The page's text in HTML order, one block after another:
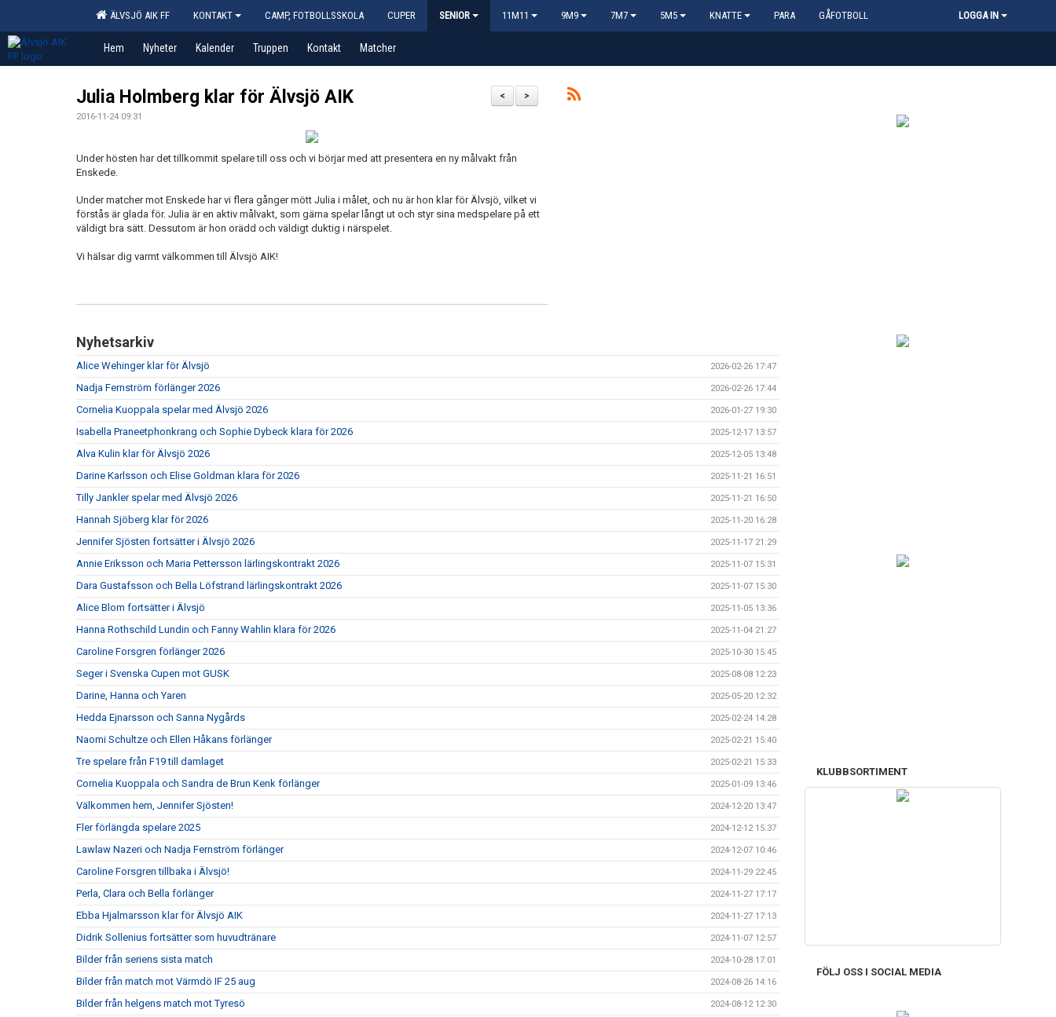
ÄLVSJÖ AIK FF KONTAKT CAMP, FOTBOLLSSKOLA CUPER SENIOR 11M11 9M9 7M7 5M5 KNATTE PARA GÅFOTBOLL LOGGA IN
Hem Nyheter Kalender Truppen Kontakt Matcher
>
<
Julia Holmberg klar för Älvsjö AIK
2016-11-24 09:31
Under hösten har det tillkommit spelare till oss och vi börjar med att presentera en ny målvakt från
Enskede.
Under matcher mot Enskede har vi flera gånger mött Julia i målet, och nu är hon klar för Älvsjö, vilket vi
förstås är glada för. Julia är en aktiv målvakt, som gärna spelar långt ut och styr sina medspelare på ett
väldigt bra sätt. Dessutom är hon orädd och väldigt duktig i närspelet.
Vi hälsar dig varmt välkommen till Älvsjö AIK!
Nyhetsarkiv
Alice Wehinger klar för Älvsjö 2026-02-26 17:47
Nadja Fernström förlänger 2026 2026-02-26 17:44
Cornelia Kuoppala spelar med Älvsjö 2026 2026-01-27 19:30
Isabella Praneetphonkrang och Sophie Dybeck klara för 2026 2025-12-17 13:57
Alva Kulin klar för Älvsjö 2026 2025-12-05 13:48
Darine Karlsson och Elise Goldman klara för 2026 2025-11-21 16:51
Tilly Jankler spelar med Älvsjö 2026 2025-11-21 16:50
Hannah Sjöberg klar för 2026 2025-11-20 16:28
Jennifer Sjösten fortsätter i Älvsjö 2026 2025-11-17 21:29
Annie Eriksson och Maria Pettersson lärlingskontrakt 2026 2025-11-07 15:31
Dara Gustafsson och Bella Löfstrand lärlingskontrakt 2026 2025-11-07 15:30
Alice Blom fortsätter i Älvsjö 2025-11-05 13:36
Hanna Rothschild Lundin och Fanny Wahlin klara för 2026 2025-11-04 21:27
Caroline Forsgren förlänger 2026 2025-10-30 15:45
Seger i Svenska Cupen mot GUSK 2025-08-08 12:23
Darine, Hanna och Yaren 2025-05-20 12:32
Hedda Ejnarsson och Sanna Nygårds 2025-02-24 14:28
Naomi Schultze och Ellen Håkans förlänger 2025-02-21 15:40
Tre spelare från F19 till damlaget 2025-02-21 15:33
Cornelia Kuoppala och Sandra de Brun Kenk förlänger 2025-01-09 13:46
Välkommen hem, Jennifer Sjösten! 2024-12-20 13:47
Fler förlängda spelare 2025 2024-12-12 15:37
Lawlaw Nazeri och Nadja Fernström förlänger 2024-12-07 10:46
Caroline Forsgren tillbaka i Älvsjö! 2024-11-29 22:45
Perla, Clara och Bella förlänger 2024-11-27 17:17
Ebba Hjalmarsson klar för Älvsjö AIK 2024-11-27 17:13
Didrik Sollenius fortsätter som huvudtränare 2024-11-07 12:57
Bilder från seriens sista match 2024-10-28 17:01
Bilder från match mot Värmdö IF 25 aug 2024-08-26 14:16
Bilder från helgens match mot Tyresö 2024-08-12 12:30
KLUBBSORTIMENT
FÖLJ OSS I SOCIAL MEDIA